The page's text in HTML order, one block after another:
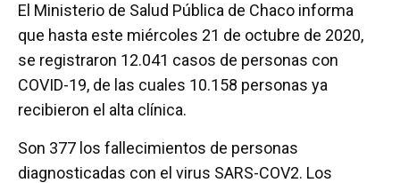
ce
b
o
o
k
tt
er
at
s
A
p
p
ail m
p
ar
El Ministerio de Salud Pública de Chaco informa
que hasta este miércoles 21 de octubre de 2020,
se registraron 12.041 casos de personas con
COVID-19, de las cuales 10.158 personas ya
recibieron el alta clínica.
Son 377 los fallecimientos de personas
diagnosticadas con el virus SARS-COV2. Los